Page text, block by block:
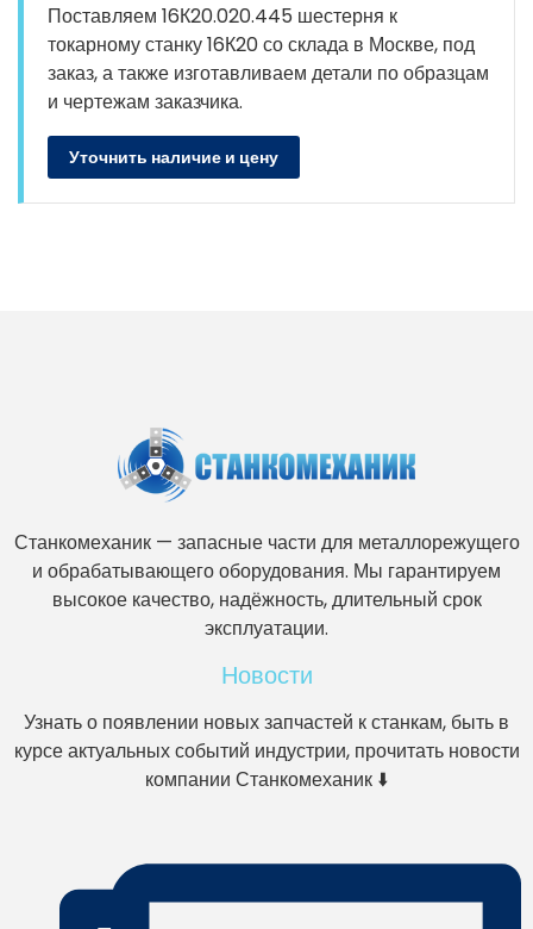
Поставляем 16К20.020.445 шестерня к
токарному станку 16К20 со склада в Москве, под
заказ, а также изготавливаем детали по образцам
и чертежам заказчика.
Уточнить наличие и цену
Станкомеханик — запасные части для металлорежущего
и обрабатывающего оборудования. Мы гарантируем
высокое качество, надёжность, длительный срок
эксплуатации.
Новости
Узнать о появлении новых запчастей к станкам, быть в
курсе актуальных событий индустрии, прочитать новости
компании Станкомеханик ⬇️